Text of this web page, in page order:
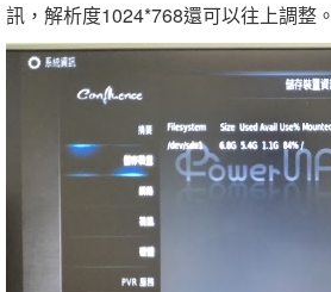
訊，解析度1024*768還可以往上調整。